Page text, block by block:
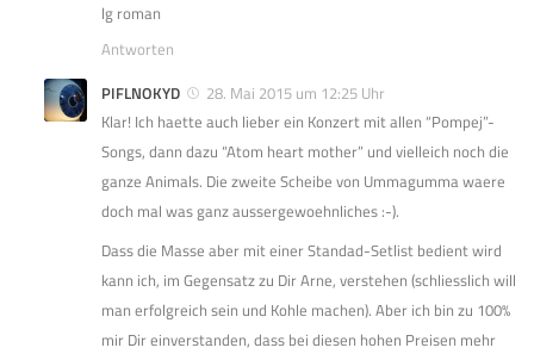
lg roman
Antworten
PIFLNOKYD
28. Mai 2015 um 12:25 Uhr
Klar! Ich haette auch lieber ein Konzert mit allen “Pompej”-
Songs, dann dazu “Atom heart mother” und vielleich noch die
ganze Animals. Die zweite Scheibe von Ummagumma waere
doch mal was ganz aussergewoehnliches :-).
Dass die Masse aber mit einer Standad-Setlist bedient wird
kann ich, im Gegensatz zu Dir Arne, verstehen (schliesslich will
man erfolgreich sein und Kohle machen). Aber ich bin zu 100%
mir Dir einverstanden, dass bei diesen hohen Preisen mehr